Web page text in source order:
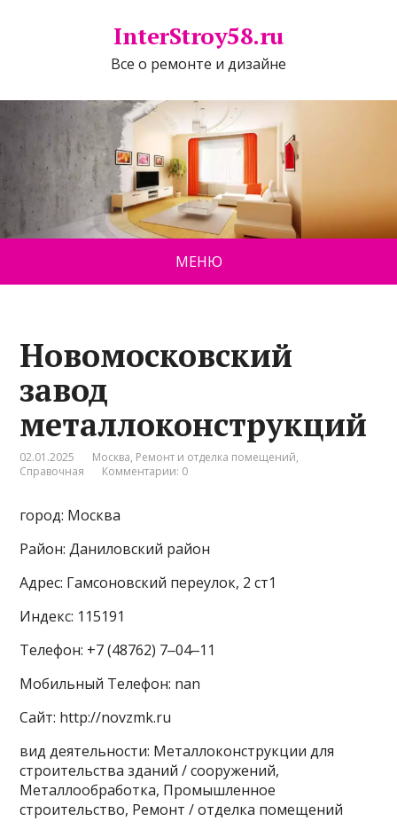
InterStroy58.ru
Все о ремонте и дизайне
МЕНЮ
Новомосковский
завод
металлоконструкций
02.01.2025 Москва, Ремонт и отделка помещений,
Справочная
Комментарии: 0
город: Москва
Район: Даниловский район
Адрес: Гамсоновский переулок, 2 ст1
Индекс: 115191
Телефон: +7 (48762) 7‒04‒11
Мобильный Телефон: nan
Сайт: http://novzmk.ru
вид деятельности: Металлоконструкции для
строительства зданий / сооружений,
Металлообработка, Промышленное
строительство, Ремонт / отделка помещений